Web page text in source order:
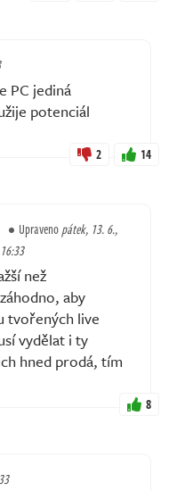
PC jediná
potenciál
2 14
Upravenopátek, 13. 6.,
16:33
než
aby
tvořených live
vydělat i ty
hned prodá, tím
8